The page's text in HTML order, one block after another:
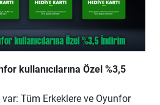
kullanıcılarına Özel %3,5
var: Tüm Erkeklere ve Oyunfor